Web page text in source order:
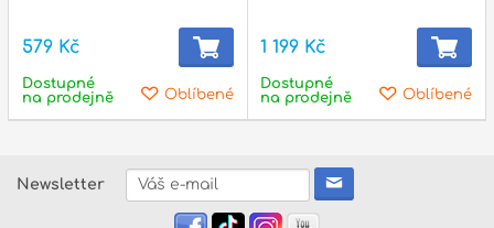
579 Kč
Oblíbené
Dostupné
na prodejně
1 199 Kč
Oblíbené
Dostupné
na prodejně
Newsletter